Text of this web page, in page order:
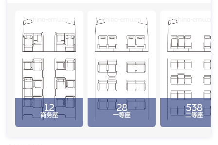
12
商务座
china-emu.cn
28
一等座
china-emu.cn
538
二等座
china-emu.cn